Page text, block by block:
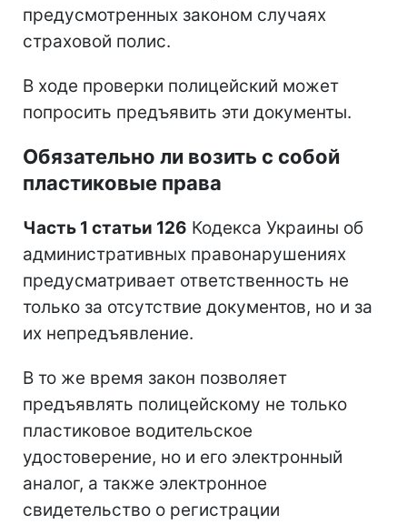
предусмотренных законом случаях
страховой полис.
В ходе проверки полицейский может
попросить предъявить эти документы.
Обязательно ли возить с собой
пластиковые права
Часть 1 статьи 126 Кодекса Украины об
административных правонарушениях
предусматривает ответственность не
только за отсутствие документов, но и за
их непредъявление.
В то же время закон позволяет
предъявлять полицейскому не только
пластиковое водительское
удостоверение, но и его электронный
аналог, а также электронное
свидетельство о регистрации